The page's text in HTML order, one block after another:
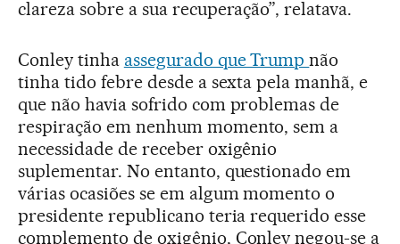
clareza sobre a sua recuperação”, relatava.
Conley tinha assegurado que Trumpnão
tinha tido febre desde a sexta pela manhã, e
que não havia sofrido com problemas de
respiração em nenhum momento, sem a
necessidade de receber oxigênio
suplementar. No entanto, questionado em
várias ocasiões se em algum momento o
presidente republicano teria requerido esse
complemento de oxigênio, Conley negou-se a